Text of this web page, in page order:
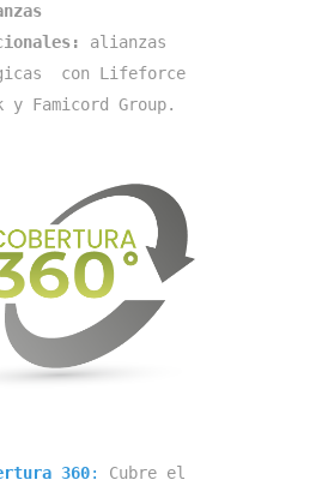
alianzas
con Lifeforce
y Famicord Group.
360:
Cubre el